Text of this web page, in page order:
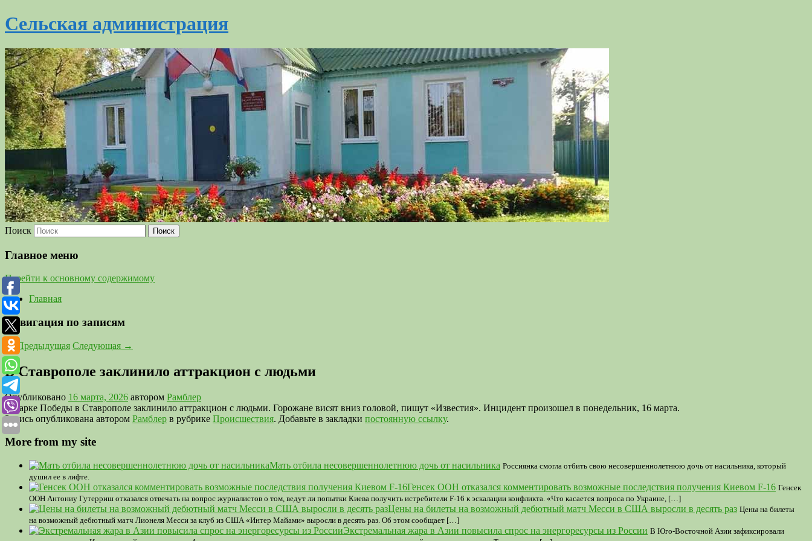
Сельская администрация
Поиск
Главное меню
Перейти к основному содержимому
Главная
Навигация по записям
←Предыдущая Следующая →
В Ставрополе заклинило аттракцион с людьми
Опубликовано 16 марта, 2026 автором Рамблер
В парке Победы в Ставрополе заклинило аттракцион с людьми. Горожане висят вниз головой, пишут «Известия». Инцидент произошел в понедельник, 16 марта.
Запись опубликована автором Рамблер в рубрике Происшествия. Добавьте в закладки постоянную ссылку.
More from my site
Мать отбила несовершеннолетнюю дочь от насильника Россиянка смогла отбить свою несовершеннолетнюю дочь от насильника, который
душил ее в лифте.
Генсек ООН отказался комментировать возможные последствия получения Киевом F-16 Генсек
ООН Антониу Гутерриш отказался отвечать на вопрос журналистов о том, ведут ли попытки Киева получить истребители F-16 к эскалации конфликта. «Что касается вопроса по Украине, […]
Цены на билеты на возможный дебютный матч Месси в США выросли в десять раз Цены на билеты
на возможный дебютный матч Лионеля Месси за клуб из США «Интер Майами» выросли в десять раз. Об этом сообщает […]
Экстремальная жара в Азии повысила спрос на энергоресурсы из России В Юго-Восточной Азии зафиксировали